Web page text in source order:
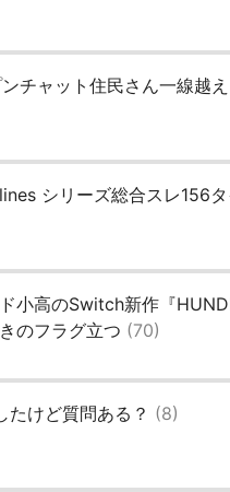
チャット住民さん一線越
シリーズ総合スレ156タ
小高のSwitch新作『
のフラグ立つ (70)
たけど質問ある？ (8)